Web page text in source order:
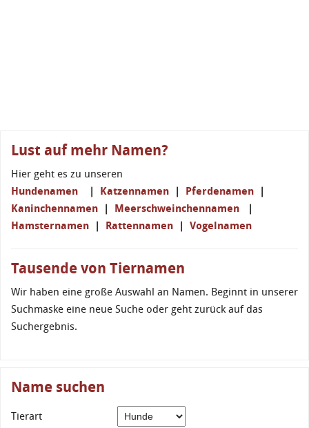
Lust auf mehr Namen?
Hier geht es zu unseren
Hundenamen | Katzennamen | Pferdenamen |
Kaninchennamen | Meerschweinchennamen |
Hamsternamen | Rattennamen | Vogelnamen
Tausende von Tiernamen
Wir haben eine große Auswahl an Namen. Beginnt in unserer
Suchmaske eine neue Suche oder geht zurück auf das
Suchergebnis.
Name suchen
Tierart